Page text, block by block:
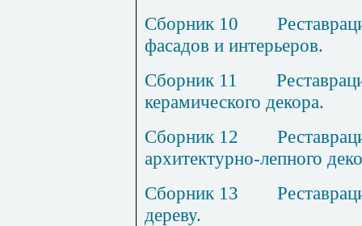
Сборник 10 Р
фасадов и интерьеров.
Сборник 11 Рест
керамического декора.
Сборник 12 Р
архитектурно-лепного
Сборник 13 Р
дереву.